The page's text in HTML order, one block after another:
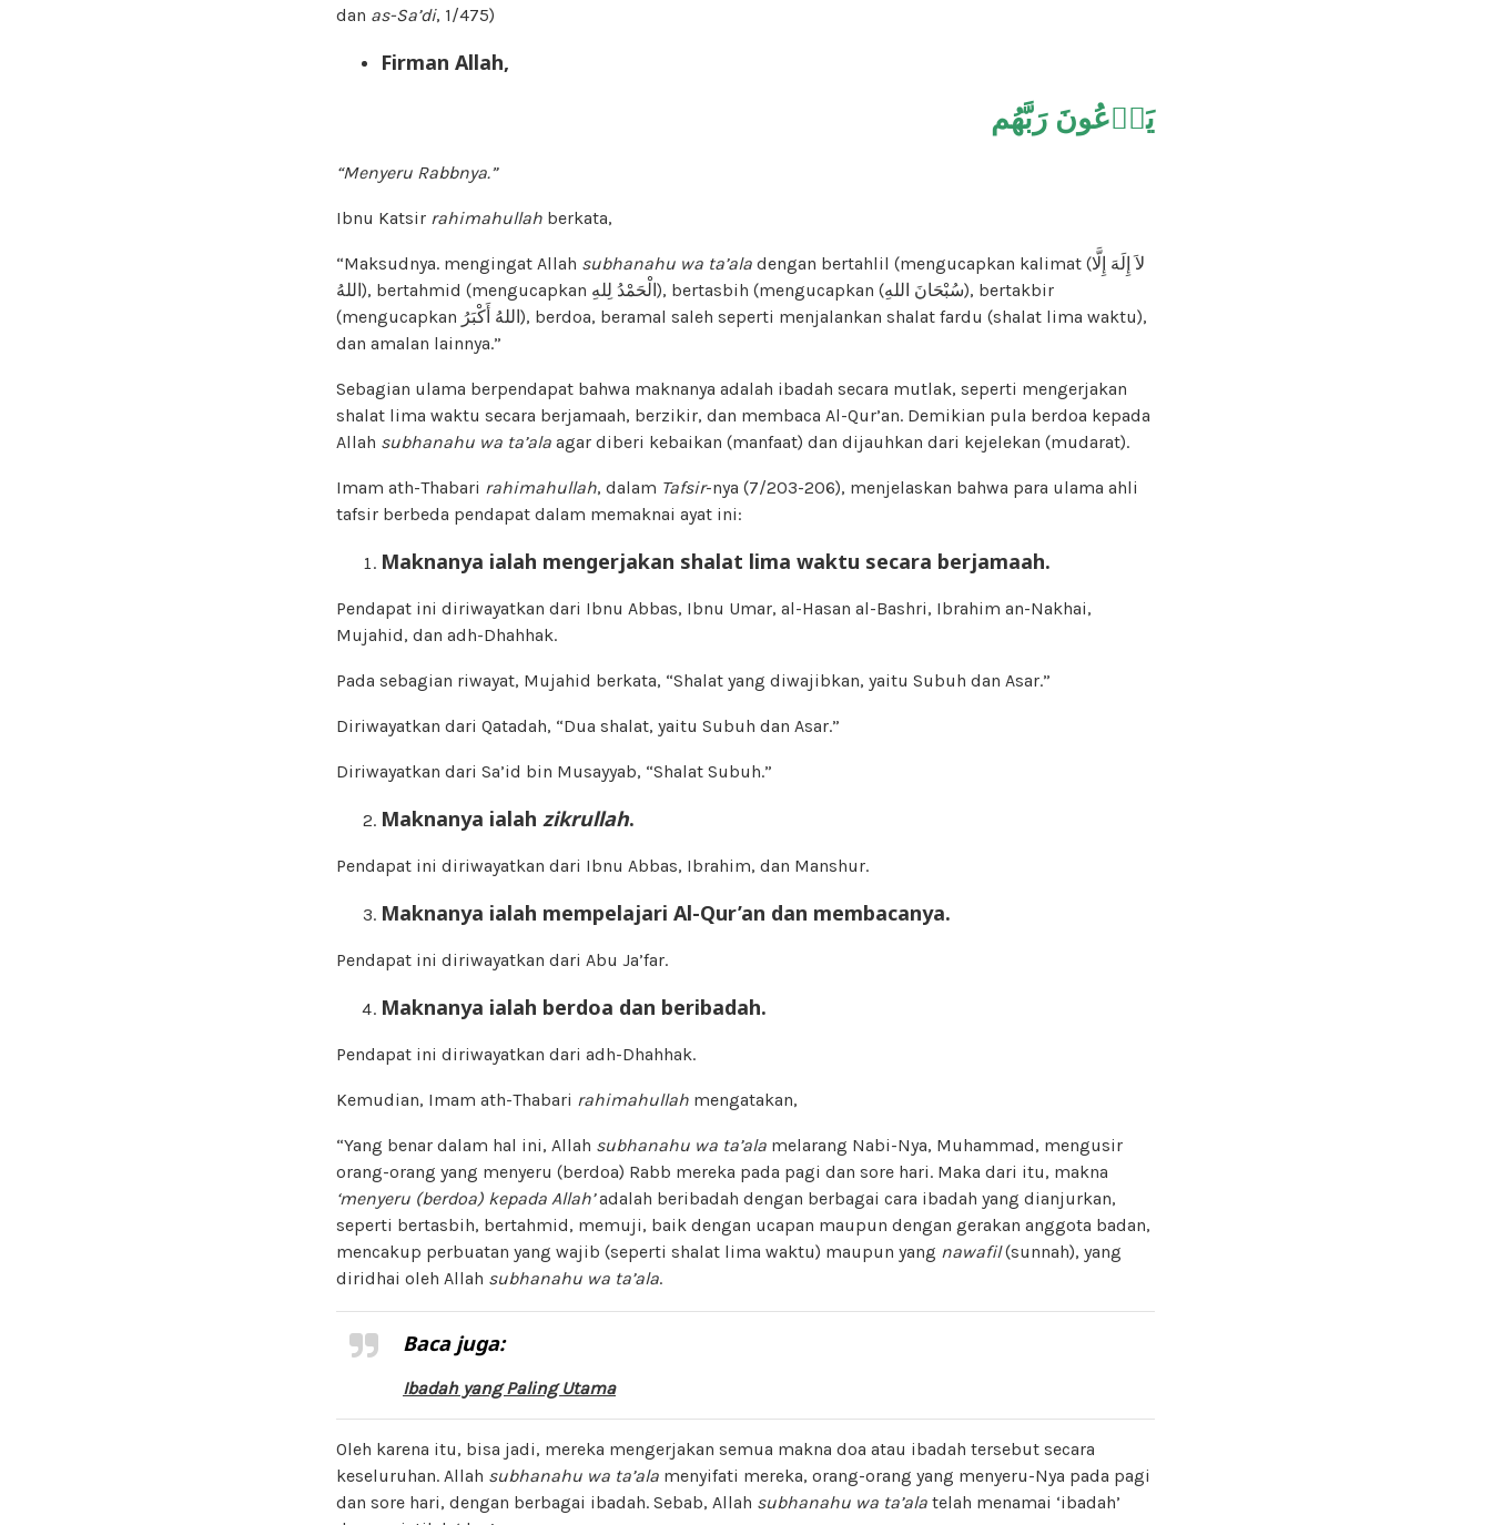
dan as-Sa’di, 1/475)
Firman Allah,
يَدۡعُونَ رَبَّهُم
“Menyeru Rabbnya.”
Ibnu Katsir rahimahullah berkata,
“Maksudnya. mengingat Allah subhanahu wa ta’ala dengan bertahlil (mengucapkan kalimat (لاَ إِلَهَ إِلَّا
اللهُ), bertahmid (mengucapkan الْحَمْدُ لِلهِ), bertasbih (mengucapkan (سُبْحَانَ اللهِ), bertakbir
(mengucapkan اللهُ أَكْبَرُ), berdoa, beramal saleh seperti menjalankan shalat fardu (shalat lima waktu),
dan amalan lainnya.”
Sebagian ulama berpendapat bahwa maknanya adalah ibadah secara mutlak, seperti mengerjakan
shalat lima waktu secara berjamaah, berzikir, dan membaca Al-Qur’an. Demikian pula berdoa kepada
Allah subhanahu wa ta’ala agar diberi kebaikan (manfaat) dan dijauhkan dari kejelekan (mudarat).
Imam ath-Thabari rahimahullah, dalam Tafsir-nya (7/203-206), menjelaskan bahwa para ulama ahli
tafsir berbeda pendapat dalam memaknai ayat ini:
Maknanya ialah mengerjakan shalat lima waktu secara berjamaah.
Pendapat ini diriwayatkan dari Ibnu Abbas, Ibnu Umar, al-Hasan al-Bashri, Ibrahim an-Nakhai,
Mujahid, dan adh-Dhahhak.
Pada sebagian riwayat, Mujahid berkata, “Shalat yang diwajibkan, yaitu Subuh dan Asar.”
Diriwayatkan dari Qatadah, “Dua shalat, yaitu Subuh dan Asar.”
Diriwayatkan dari Sa’id bin Musayyab, “Shalat Subuh.”
Maknanya ialah zikrullah.
Pendapat ini diriwayatkan dari Ibnu Abbas, Ibrahim, dan Manshur.
Maknanya ialah mempelajari Al-Qur’an dan membacanya.
Pendapat ini diriwayatkan dari Abu Ja’far.
Maknanya ialah berdoa dan beribadah.
Pendapat ini diriwayatkan dari adh-Dhahhak.
Kemudian, Imam ath-Thabari rahimahullah mengatakan,
“Yang benar dalam hal ini, Allah subhanahu wa ta’ala melarang Nabi-Nya, Muhammad, mengusir
orang-orang yang menyeru (berdoa) Rabb mereka pada pagi dan sore hari. Maka dari itu, makna
‘menyeru (berdoa) kepada Allah’adalah beribadah dengan berbagai cara ibadah yang dianjurkan,
seperti bertasbih, bertahmid, memuji, baik dengan ucapan maupun dengan gerakan anggota badan,
mencakup perbuatan yang wajib (seperti shalat lima waktu) maupun yang nawafil(sunnah), yang
diridhai oleh Allah subhanahu wa ta’ala.
Baca juga:
Ibadah yang Paling Utama
Oleh karena itu, bisa jadi, mereka mengerjakan semua makna doa atau ibadah tersebut secara
keseluruhan. Allah subhanahu wa ta’ala menyifati mereka, orang-orang yang menyeru-Nya pada pagi
dan sore hari, dengan berbagai ibadah. Sebab, Allah subhanahu wa ta’ala telah menamai ‘ibadah’